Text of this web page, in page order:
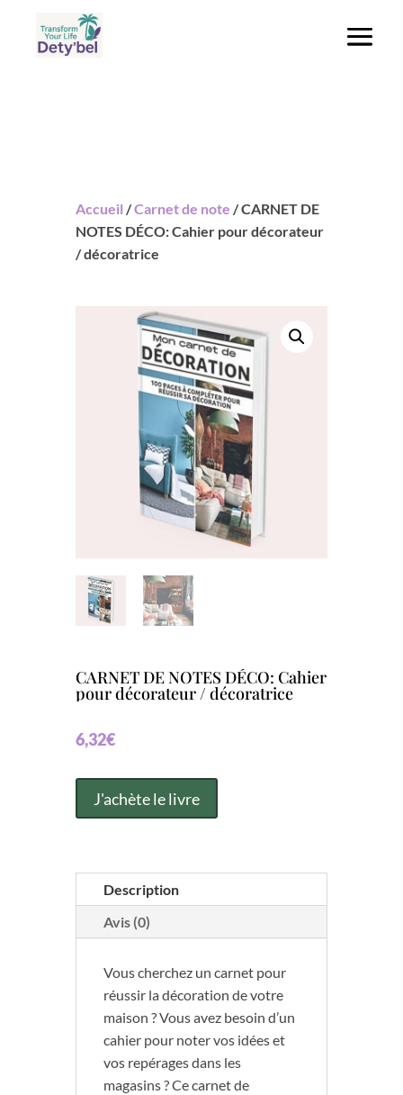
Accueil /Carnet de note / CARNET DE
NOTES DÉCO: Cahier pour décorateur
/ décoratrice
CARNET DE NOTES DÉCO: Cahier
pour décorateur / décoratrice
6,32€
J'achète le livre
Description
Avis (0)
Vous cherchez un carnet pour
réussir la décoration de votre
maison ? Vous avez besoin d’un
cahier pour noter vos idées et
vos repérages dans les
magasins ? Ce carnet de